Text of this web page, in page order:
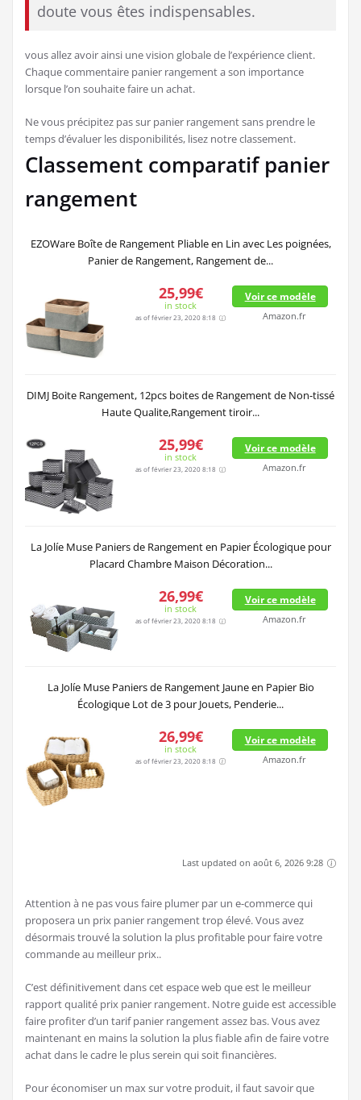
doute vous êtes indispensables.
vous allez avoir ainsi une vision globale de l’expérience client.
Chaque commentaire panier rangement a son importance
lorsque l’on souhaite faire un achat.
Ne vous précipitez pas sur panier rangement sans prendre le
temps d’évaluer les disponibilités, lisez notre classement.
Classement comparatif panier
rangement
EZOWare Boîte de Rangement Pliable en Lin avec Les poignées,
Panier de Rangement, Rangement de...
25,99€
in stock
as of février 23, 2020 8:18
Voir ce modèle
Amazon.fr
DIMJ Boite Rangement, 12pcs boites de Rangement de Non-tissé
Haute Qualite,Rangement tiroir...
25,99€
in stock
as of février 23, 2020 8:18
Voir ce modèle
Amazon.fr
La Jolíe Muse Paniers de Rangement en Papier Écologique pour
Placard Chambre Maison Décoration...
26,99€
in stock
as of février 23, 2020 8:18
Voir ce modèle
Amazon.fr
La Jolíe Muse Paniers de Rangement Jaune en Papier Bio
Écologique Lot de 3 pour Jouets, Penderie...
26,99€
in stock
as of février 23, 2020 8:18
Voir ce modèle
Amazon.fr
Last updated on août 6, 2026 9:28
Attention à ne pas vous faire plumer par un e-commerce qui
proposera un prix panier rangement trop élevé. Vous avez
désormais trouvé la solution la plus profitable pour faire votre
commande au meilleur prix..
C’est définitivement dans cet espace web que est le meilleur
rapport qualité prix panier rangement. Notre guide est accessible
faire profiter d’un tarif panier rangement assez bas. Vous avez
maintenant en mains la solution la plus fiable afin de faire votre
achat dans le cadre le plus serein qui soit financières.
Pour économiser un max sur votre produit, il faut savoir que